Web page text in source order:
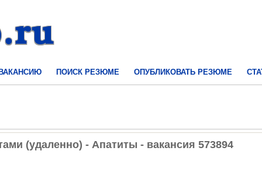
ПОИСК РЕЗЮМЕ ОПУБЛИКОВАТЬ РЕЗЮМЕ
(удаленно) - Апатиты - вакансия 573894